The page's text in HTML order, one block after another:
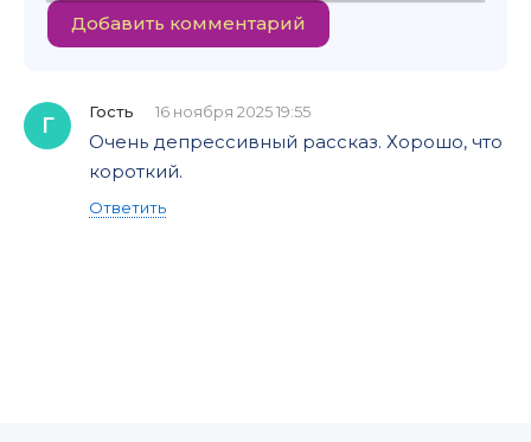
Добавить комментарий
Г
Гость 16 ноября 2025 19:55
Очень депрессивный рассказ. Хорошо, что
короткий.
Ответить